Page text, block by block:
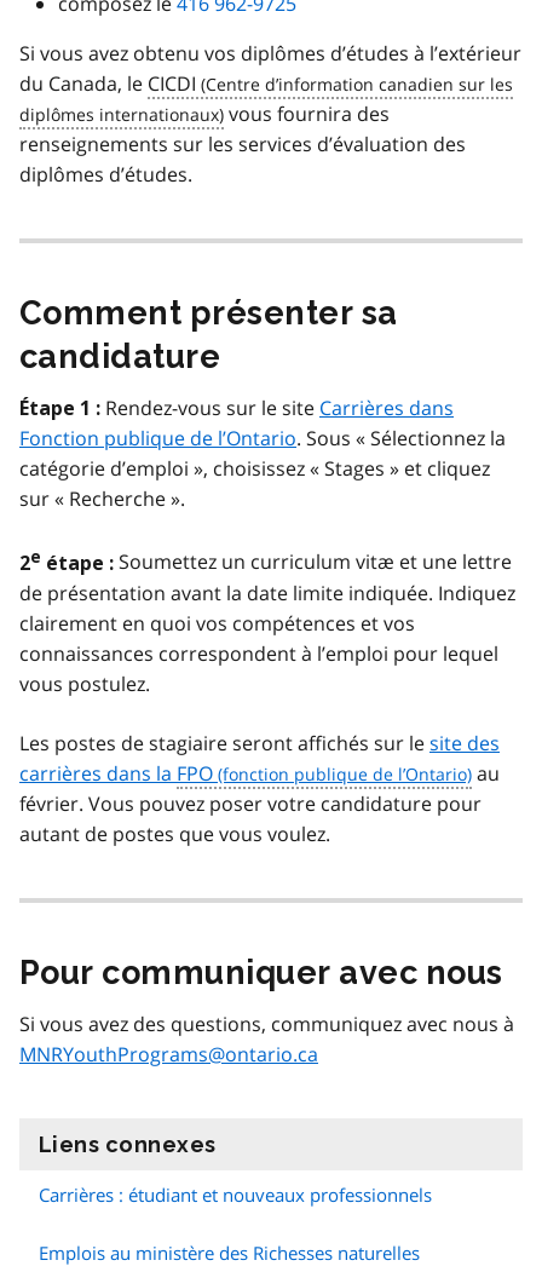
Si vous avez obtenu vos diplômes d’études à l’extérieur
du Canada, le CICDI
vous fournira des
renseignements sur les services d’évaluation des
diplômes d’études.
Comment présenter sa
candidature
Étape 1 : Rendez-vous sur le site Carrières dans
Fonction publique de l’Ontario. Sous « Sélectionnez la
catégorie d’emploi », choisissez « Stages » et cliquez
sur « Recherche ».
2e étape : Soumettez un curriculum vitæ et une lettre
de présentation avant la date limite indiquée. Indiquez
clairement en quoi vos compétences et vos
connaissances correspondent à l’emploi pour lequel
vous postulez.
Les postes de stagiaire seront affichés sur lesite des
carrières dans la FPO
au
février. Vous pouvez poser votre candidature pour
autant de postes que vous voulez.
Pour communiquer avec nous
Si vous avez des questions, communiquez avec nous à
MNRYouthPrograms@ontario.ca
Liens connexes
Carrières : étudiant et nouveaux professionnels
Emplois au ministère des Richesses naturelles